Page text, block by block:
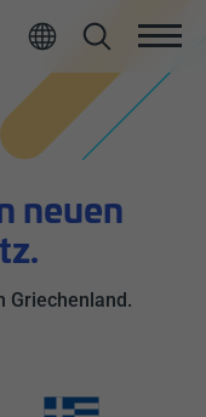
neuen
Griechenland.